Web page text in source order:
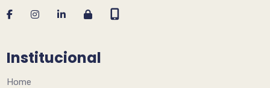
Institucional
Home